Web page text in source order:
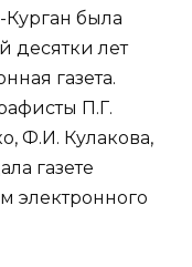
Курган была
десятки лет
газета.
П.Г.
Ф.И. Кулакова,
газете
электронного